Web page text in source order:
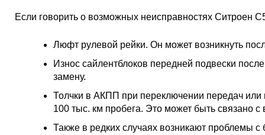
Если говорить о возможных неисправностях Ситроен
Люфт рулевой рейки. Он может возникнуть
Износ сайлентблоков передней подвески
замену.
Толчки в АКПП при переключении передач или
100 тыс. км пробега. Это может быть связано
Также в редких случаях возникают проблемы